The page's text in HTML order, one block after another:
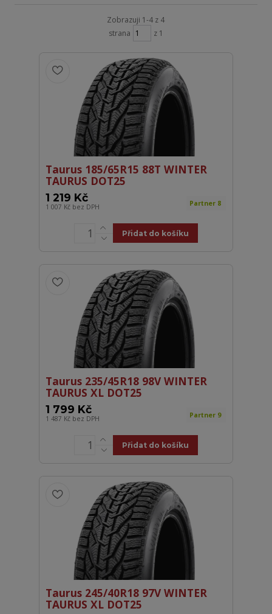
Zobrazuji 1-4 z 4
strana
z 1
Taurus 185/65R15 88T WINTER
TAURUS DOT25
1 219 Kč
1 007 Kč bez DPH Partner 8
Přidat do košíku
Taurus 235/45R18 98V WINTER
TAURUS XL DOT25
1 799 Kč
1 487 Kč bez DPH Partner 9
Přidat do košíku
Taurus 245/40R18 97V WINTER
TAURUS XL DOT25